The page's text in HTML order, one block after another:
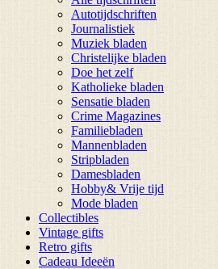
Autotijdschriften
Journalistiek
Muziek bladen
Christelijke bladen
Doe het zelf
Katholieke bladen
Sensatie bladen
Crime Magazines
Familiebladen
Mannenbladen
Stripbladen
Damesbladen
Hobby& Vrije tijd
Mode bladen
Collectibles
Vintage gifts
Retro gifts
Cadeau Ideeën